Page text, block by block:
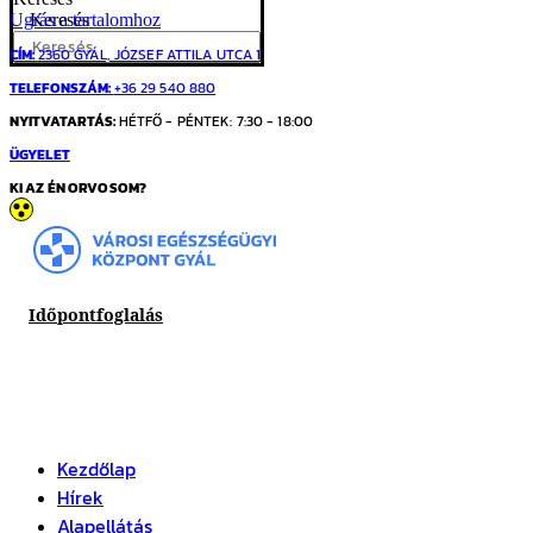
Ugrás a tartalomhoz
CÍM:2360 GYÁL, JÓZSEF ATTILA UTCA 1.
TELEFONSZÁM:+36 29 540 880
NYITVATARTÁS:HÉTFŐ - PÉNTEK: 7:30 - 18:00
ÜGYELET
KI AZ ÉN ORVOSOM?
Időpontfoglalás
Kezdőlap
Hírek
Alapellátás
Keresés